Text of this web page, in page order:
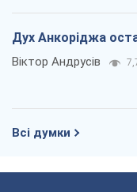
Дух Анкоріджа
Віктор Андрусів
Всі думки